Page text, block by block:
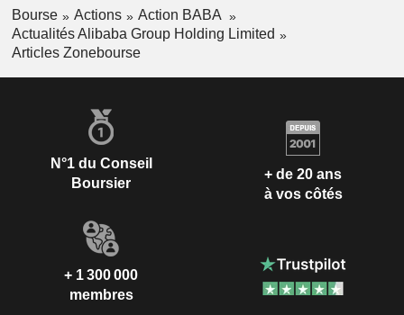
Bourse Actions
Action BABA
Actualités Alibaba Group Holding Limited
Articles Zonebourse
N°1 du Conseil
Boursier
+ de 20 ans
à vos côtés
+ 1 300 000
membres